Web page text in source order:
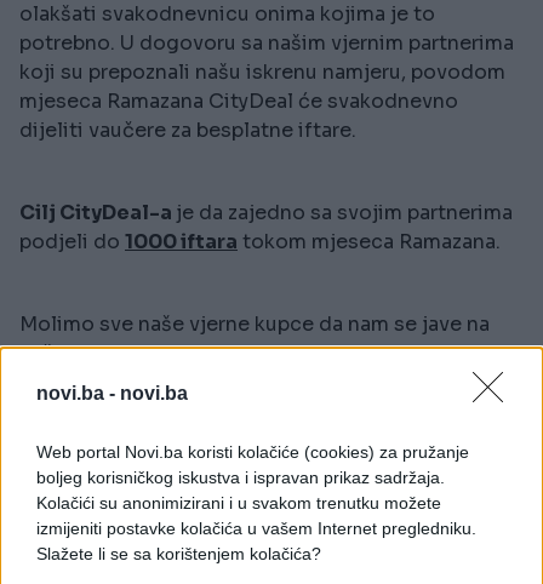
novi.ba - novi.ba
Web portal Novi.ba koristi kolačiće (cookies) za pružanje
boljeg korisničkog iskustva i ispravan prikaz sadržaja.
Kolačići su anonimizirani i u svakom trenutku možete
izmijeniti postavke kolačića u vašem Internet pregledniku.
Slažete li se sa korištenjem kolačića?
olakšati svakodnevnicu onima kojima je to
potrebno. U dogovoru sa našim vjernim partnerima
koji su prepoznali našu iskrenu namjeru, povodom
mjeseca Ramazana CityDeal će svakodnevno
dijeliti vaučere za besplatne iftare.
Cilj CityDeal-a je da zajedno sa svojim partnerima
podjeli do 1000 iftara tokom mjeseca Ramazana.
Molimo sve naše vjerne kupce da nam se jave na
naš emailinfo@citydeal.baili u privatnu poruku na
našemFaceboook profilu
znaju da poste, a da nisu u mogućnosti da sebi
prirušte iftar.
Obradujmo one koji to zaslužuju!